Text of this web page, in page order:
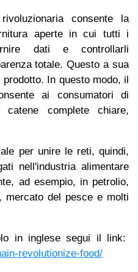
consente la
aperte in cui tutti i
dati e controllarli
totale. Questo a sua
In questo modo, il
ai consumatori di
complete chiare,
per unire le reti, quindi,
nell'industria alimentare
ad esempio, in petrolio,
mercato del pesce e molti
in inglese segui il link:
revolutionize-food/